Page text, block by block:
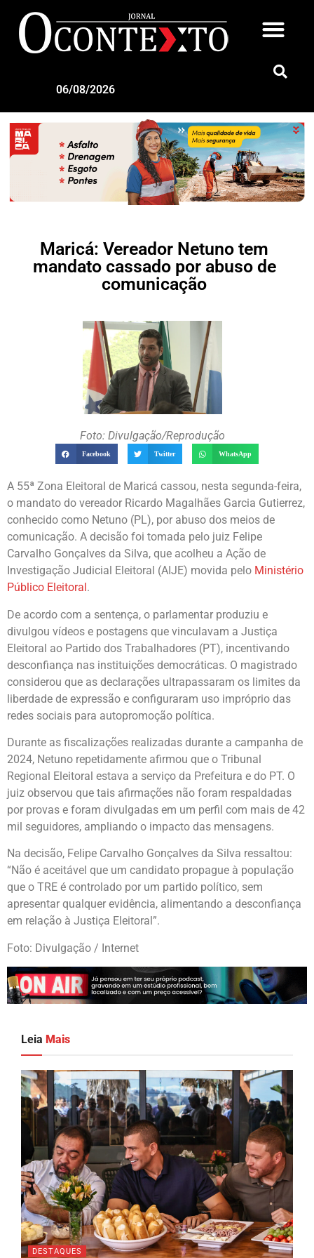
06/08/2026
Maricá: Vereador Netuno tem
mandato cassado por abuso de
comunicação
Foto: Divulgação/Reprodução
Facebook Twitter WhatsApp
A 55ª Zona Eleitoral de Maricá cassou, nesta segunda-feira,
o mandato do vereador Ricardo Magalhães Garcia Gutierrez,
conhecido como Netuno (PL), por abuso dos meios de
comunicação. A decisão foi tomada pelo juiz Felipe
Carvalho Gonçalves da Silva, que acolheu a Ação de
Investigação Judicial Eleitoral (AIJE) movida pelo Ministério
Público Eleitoral .
De acordo com a sentença, o parlamentar produziu e
divulgou vídeos e postagens que vinculavam a Justiça
Eleitoral ao Partido dos Trabalhadores (PT), incentivando
desconfiança nas instituições democráticas. O magistrado
considerou que as declarações ultrapassaram os limites da
liberdade de expressão e configuraram uso impróprio das
redes sociais para autopromoção política.
Durante as fiscalizações realizadas durante a campanha de
2024, Netuno repetidamente afirmou que o Tribunal
Regional Eleitoral estava a serviço da Prefeitura e do PT. O
juiz observou que tais afirmações não foram respaldadas
por provas e foram divulgadas em um perfil com mais de 42
mil seguidores, ampliando o impacto das mensagens.
Na decisão, Felipe Carvalho Gonçalves da Silva ressaltou:
“Não é aceitável que um candidato propague à população
que o TRE é controlado por um partido político, sem
apresentar qualquer evidência, alimentando a desconfiança
em relação à Justiça Eleitoral”.
Foto: Divulgação / Internet
Leia Mais
DESTAQUES